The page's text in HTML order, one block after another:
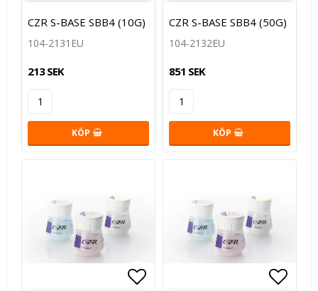
Lägg till i favoritlistan
CZR S-BASE SBB4 (10G)
104-2131EU
213 SEK
KÖP
CZR S-BASE SBB4 (50G)
104-2132EU
851 SEK
KÖP